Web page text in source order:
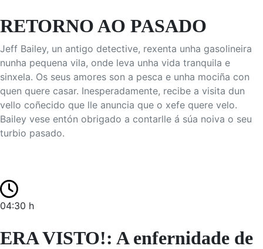
RETORNO AO PASADO
Jeff Bailey, un antigo detective, rexenta unha gasolineira
nunha pequena vila, onde leva unha vida tranquila e
sinxela. Os seus amores son a pesca e unha mociña con
quen quere casar. Inesperadamente, recibe a visita dun
vello coñecido que lle anuncia que o xefe quere velo.
Bailey vese entón obrigado a contarlle á súa noiva o seu
turbio pasado.
04:30 h
ERA VISTO!: A enfernidade de